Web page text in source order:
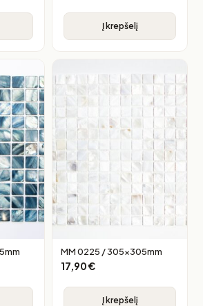
Į krepšelį
MM 0225 / 305x305mm
17,90€
Į krepšelį